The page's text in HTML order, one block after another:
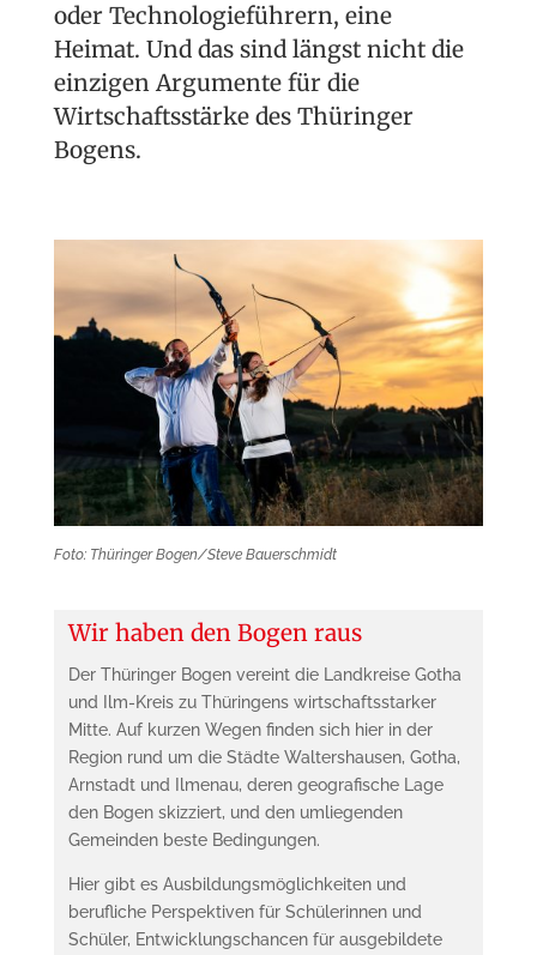
oder Technologieführern, eine
Heimat. Und das sind längst nicht die
einzigen Argumente für die
Wirtschaftsstärke des Thüringer
Bogens.
Foto: Thüringer Bogen/Steve Bauerschmidt
Wir haben den Bogen raus
Der Thüringer Bogen vereint die Landkreise Gotha
und Ilm-Kreis zu Thüringens wirtschaftsstarker
Mitte. Auf kurzen Wegen finden sich hier in der
Region rund um die Städte Waltershausen, Gotha,
Arnstadt und Ilmenau, deren geografische Lage
den Bogen skizziert, und den umliegenden
Gemeinden beste Bedingungen.
Hier gibt es Ausbildungsmöglichkeiten und
berufliche Perspektiven für Schülerinnen und
Schüler, Entwicklungschancen für ausgebildete